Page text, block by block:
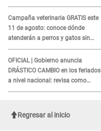
Campaña veterinaria GRATIS este
11 de agosto: conoce dónde
atenderán a perros y gatos sin
costo
OFICIAL | Gobierno anuncia
DRÁSTICO CAMBIO en los feriados
a nivel nacional: revisa como
quedarán los DÍAS LIBRES
Regresar al inicio